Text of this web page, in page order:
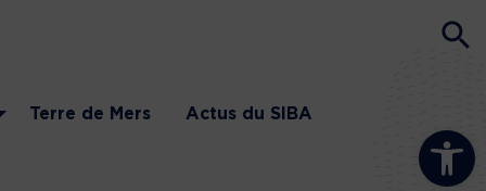
Ouvrir la
Terre de Mers Actus du SIBA